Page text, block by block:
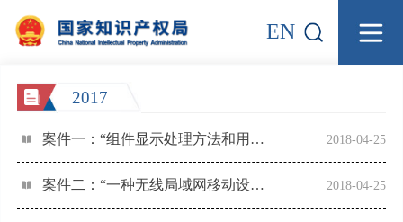
EN
2017
案件一：“组件显示处理方法和用户设备”发明专利权无效宣告请求案 2018-04-25
案件二：“一种无线局域网移动设备安全接入及数据保密通信的方法”发明专利权无效宣告请求案 2018-04-25